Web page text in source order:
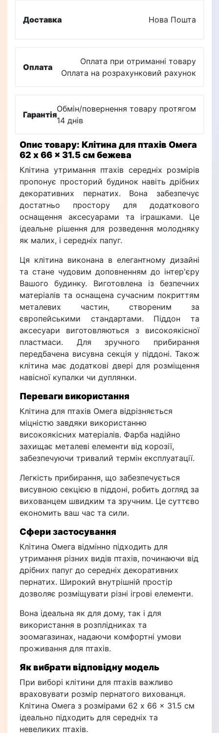
Доставка Нова Пошта
Оплата
Оплата при отриманні товару
Оплата на розрахунковий рахунок
Гарантія
Обмін/повернення товару протягом
14 днів
Опис товару: Клітина для птахів Омега
62 x 66 x 31.5 см бежева
Клітина утримання птахів середніх розмірів
пропонує просторий будинок навіть дрібних
декоративних пернатих. Вона забезпечує
достатньо простору для додаткового
оснащення аксесуарами та іграшками. Це
ідеальне рішення для розведення молодняку
як малих, і середніх папуг.
Ця клітина виконана в елегантному дизайні
та стане чудовим доповненням до інтер'єру
Вашого будинку. Виготовлена із безпечних
матеріалів та оснащена сучасним покриттям
металевих частин, створеним за
європейськими стандартами. Піддон та
аксесуари виготовляються з високоякісної
пластмаси. Для зручного прибирання
передбачена висувна секція у піддоні. Також
клітина має додаткові двері для розміщення
навісної купалки чи дуплянки.
Переваги використання
Клітина для птахів Омега відрізняється
міцністю завдяки використанню
високоякісних матеріалів. Фарба надійно
захищає металеві елементи від корозії,
забезпечуючи тривалий термін експлуатації.
Легкість прибирання, що забезпечується
висувною секцією в піддоні, робить догляд за
вихованцем швидким та зручним. Це суттєво
економить ваш час та сили.
Сфери застосування
Клітина Омега відмінно підходить для
утримання різних видів птахів, починаючи від
дрібних папуг до середніх декоративних
пернатих. Широкий внутрішній простір
дозволяє розміщувати різні ігрові елементи.
Вона ідеальна як для дому, так і для
використання в розплідниках та
зоомагазинах, надаючи комфортні умови
проживання для птахів.
Як вибрати відповідну модель
При виборі клітини для птахів важливо
враховувати розмір пернатого вихованця.
Клітина Омега з розмірами 62 x 66 x 31.5 см
ідеально підходить для середніх та
невеликих птахів.